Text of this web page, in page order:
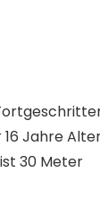
Jahre
30 Meter